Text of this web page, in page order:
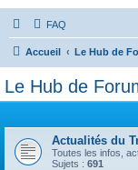
FAQ
Accueil Le Hub de
Le Hub de
Actualités du
Toutes les infos,
Sujets : 691